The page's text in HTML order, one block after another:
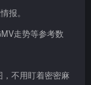
报。
走势等参考数
不用盯着密密麻